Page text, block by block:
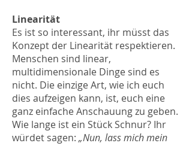
Linearität
Es ist so interessant, ihr müsst das
Konzept der Linearität respektieren.
Menschen sind linear,
multidimensionale Dinge sind es
nicht. Die einzige Art, wie ich euch
dies aufzeigen kann, ist, euch eine
ganz einfache Anschauung zu geben.
Wie lange ist ein Stück Schnur? Ihr
würdet sagen: „Nun, lass mich mein